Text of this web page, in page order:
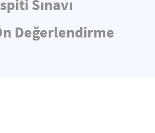
Sınavı
Değerlendirme